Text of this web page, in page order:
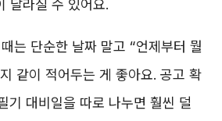
달라질 수 있어요.
는 단순한 날짜 말고 “언제부터 뭘
같이 적어두는 게 좋아요. 공고 확
기 대비일을 따로 나누면 훨씬 덜